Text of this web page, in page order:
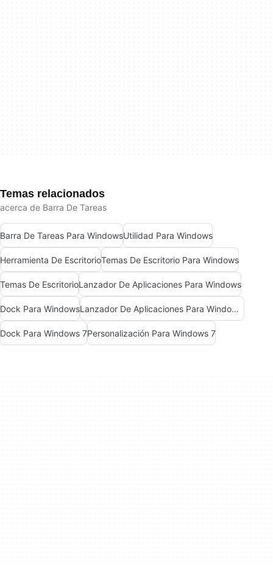
Temas relacionados
acerca de Barra De Tareas
Barra De Tareas Para WindowsUtilidad Para Windows
Herramienta De EscritorioTemas De Escritorio Para Windows
Temas De EscritorioLanzador De Aplicaciones Para Windows
Dock Para Windows Lanzador De Aplicaciones Para Windows 7
Dock Para Windows 7Personalización Para Windows 7